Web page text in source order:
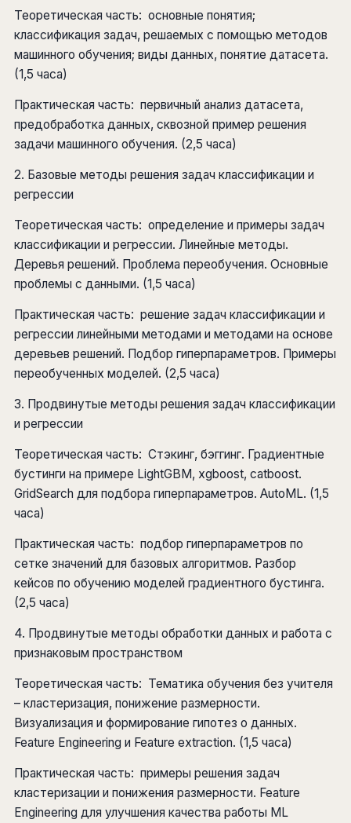
Теоретическая часть: основные понятия;
классификация задач, решаемых с помощью методов
машинного обучения; виды данных, понятие датасета.
(1,5 часа)
Практическая часть: первичный анализ датасета,
предобработка данных, сквозной пример решения
задачи машинного обучения. (2,5 часа)
2. Базовые методы решения задач классификации и
регрессии
Теоретическая часть: определение и примеры задач
классификации и регрессии. Линейные методы.
Деревья решений. Проблема переобучения. Основные
проблемы с данными. (1,5 часа)
Практическая часть: решение задач классификации и
регрессии линейными методами и методами на основе
деревьев решений. Подбор гиперпараметров. Примеры
переобученных моделей. (2,5 часа)
3. Продвинутые методы решения задач классификации
и регрессии
Теоретическая часть: Стэкинг, бэггинг. Градиентные
бустинги на примере LightGBM, xgboost, catboost.
GridSearch для подбора гиперпараметров. AutoML. (1,5
часа)
Практическая часть: подбор гиперпараметров по
сетке значений для базовых алгоритмов. Разбор
кейсов по обучению моделей градиентного бустинга.
(2,5 часа)
4. Продвинутые методы обработки данных и работа с
признаковым пространством
Теоретическая часть: Тематика обучения без учителя
– кластеризация, понижение размерности.
Визуализация и формирование гипотез о данных.
Feature Engineering и Feature extraction. (1,5 часа)
Практическая часть: примеры решения задач
кластеризации и понижения размерности. Feature
Engineering для улучшения качества работы ML